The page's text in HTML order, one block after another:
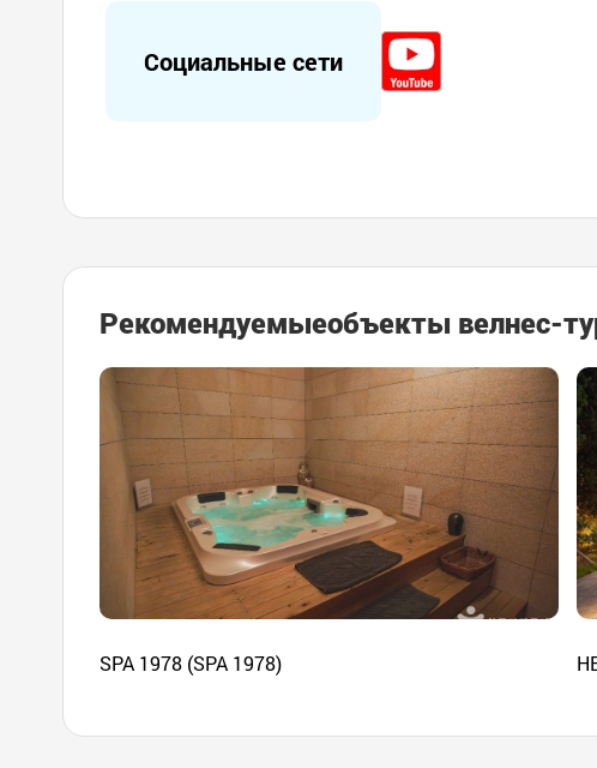
Социальные сети
Рекомендуемыеобъекты велнес-
SPA 1978 (SPA 1978)